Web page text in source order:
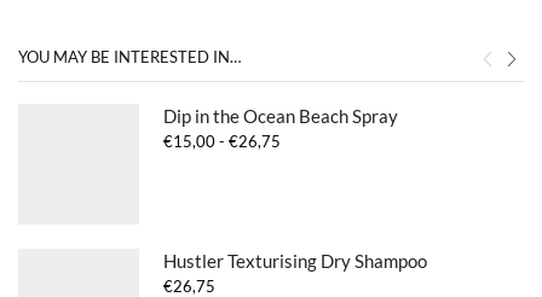
YOU MAY BE INTERESTED IN…
Dip in the Ocean Beach Spray
€15,00- €26,75
Hustler Texturising Dry Shampoo
€26,75